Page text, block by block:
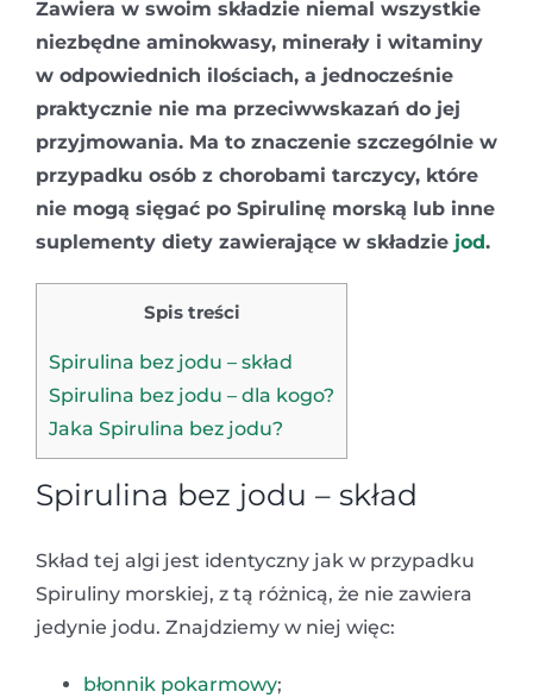
Zawiera w swoim składzie niemal wszystkie
niezbędne aminokwasy, minerały i witaminy
w odpowiednich ilościach, a jednocześnie
praktycznie nie ma przeciwwskazań do jej
przyjmowania. Ma to znaczenie szczególnie w
przypadku osób z chorobami tarczycy, które
nie mogą sięgać po Spirulinę morską lub inne
suplementy diety zawierające w składzie jod.
Spis treści
Spirulina bez jodu – skład
Spirulina bez jodu – dla kogo?
Jaka Spirulina bez jodu?
Spirulina bez jodu – skład
Skład tej algi jest identyczny jak w przypadku
Spiruliny morskiej, z tą różnicą, że nie zawiera
jedynie jodu. Znajdziemy w niej więc:
błonnik pokarmowy;